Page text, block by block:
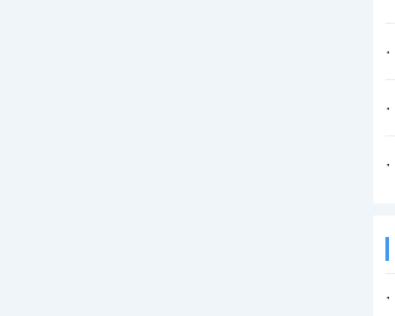
·
·
·
·